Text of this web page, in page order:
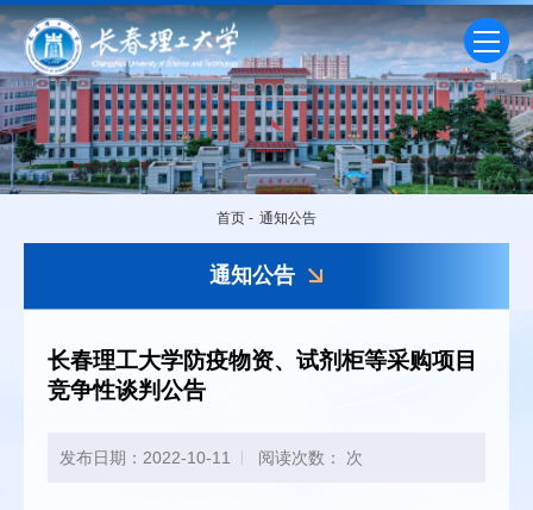
通知公告
首页 - 通知公告
长春理工大学防疫物资、试剂柜等采购项目
竞争性谈判公告
发布日期：2022-10-11 阅读次数： 次